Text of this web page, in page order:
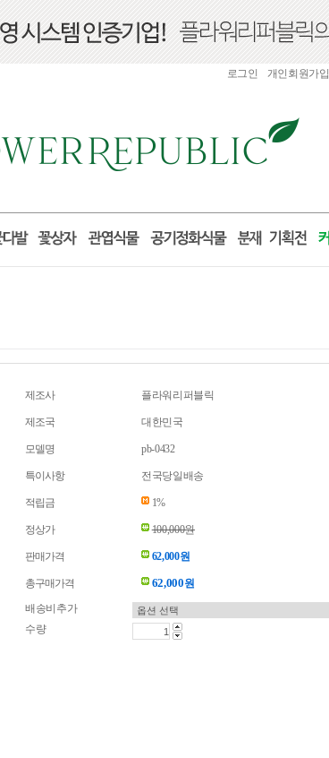
로그인 개인회원가입
제조사 플라워리퍼블릭
제조국 대한민국
모델명 pb-0432
특이사항 전국당일배송
적립금 1%
정상가 100,000원
판매가격 62,000원
총구매가격 62,000원
배송비추가
수량